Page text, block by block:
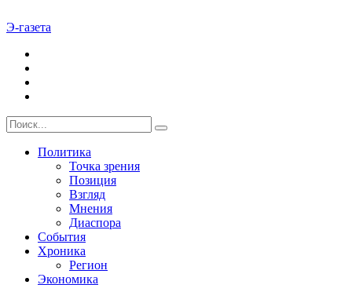
Э-газета
Политика
Точка зрения
Позиция
Взгляд
Мнения
Диаспора
События
Хроника
Регион
Экономика